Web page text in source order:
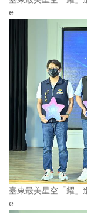
e
臺東最美星空「耀」
e